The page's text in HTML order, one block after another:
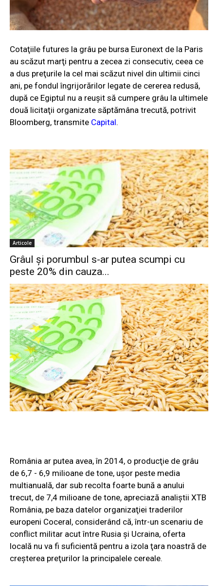
Cotaţiile futures la grâu pe bursa Euronext de la Paris
au scăzut marţi pentru a zecea zi consecutiv, ceea ce
a dus preţurile la cel mai scăzut nivel din ultimii cinci
ani, pe fondul îngrijorărilor legate de cererea redusă,
după ce Egiptul nu a reuşit să cumpere grâu la ultimele
două licitaţii organizate săptămâna trecută, potrivit
Bloomberg, transmite Capital.
Articole
Grâul şi porumbul s-ar putea scumpi cu
peste 20% din cauza...
România ar putea avea, în 2014, o producţie de grâu
de 6,7 - 6,9 milioane de tone, uşor peste media
multianuală, dar sub recolta foarte bună a anului
trecut, de 7,4 milioane de tone, apreciază analiştii XTB
România, pe baza datelor organizaţiei traderilor
europeni Coceral, considerând că, într-un scenariu de
conflict militar acut între Rusia şi Ucraina, oferta
locală nu va fi suficientă pentru a izola ţara noastră de
creşterea preţurilor la principalele cereale.